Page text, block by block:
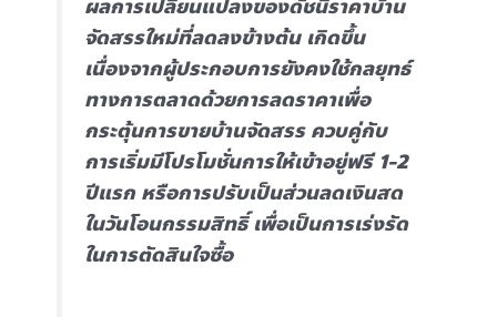
ผลการเปลี่ยนแปลงของดัชนีราคาบ้าน
จัดสรรใหม่ที่ลดลงข้างต้น เกิดขึ้น
เนื่องจากผู้ประกอบการยังคงใช้กลยุทธ์
ทางการตลาดด้วยการลดราคาเพื่อ
กระตุ้นการขายบ้านจัดสรร ควบคู่กับ
การเริ่มมีโปรโมชั่นการให้เข้าอยู่ฟรี 1-2
ปีแรก หรือการปรับเป็นส่วนลดเงินสด
ในวันโอนกรรมสิทธิ์ เพื่อเป็นการเร่งรัด
ในการตัดสินใจซื้อ